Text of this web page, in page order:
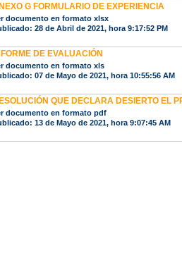
G FORMULARIO DE EXPERIENCIA
documento en formato xlsx
28 de Abril de 2021, hora 9:17:52 PM
DE EVALUACIÓN
documento en formato xls
07 de Mayo de 2021, hora 10:55:56 AM
QUE DECLARA DESIERTO EL
documento en formato pdf
13 de Mayo de 2021, hora 9:07:45 AM